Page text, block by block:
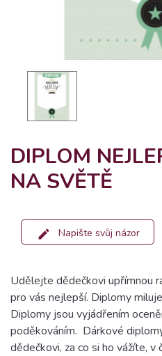
DIPLOM
NA SVĚTĚ
Napište svůj názor
Udělejte dědečkovi upřímnou
pro vás nejlepší. Diplomy
Diplomy jsou vyjádřením
poděkováním. Dárkové
dědečkovi, za co si ho vážíte, v